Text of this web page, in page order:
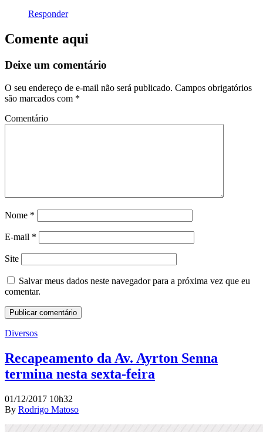
Responder
Comente aqui
Deixe um comentário
O seu endereço de e-mail não será publicado. Campos obrigatórios
são marcados com *
Comentário
Nome *
E-mail *
Site
Salvar meus dados neste navegador para a próxima vez que eu
comentar.
Diversos
Recapeamento da Av. Ayrton Senna
termina nesta sexta-feira
01/12/2017 10h32
By Rodrigo Matoso